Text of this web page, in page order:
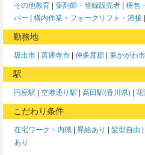
その他教育 薬剤師・登録販売者 梱包
バー
構内作業・フォークリフト・溶接
勤務地
坂出市 善通寺市 仲多度郡 東かがわ市
駅
円座駅 空港通り駅 高田駅(香川県) 花
こだわり条件
在宅ワーク・内職 昇給あり 髪型自由
あり